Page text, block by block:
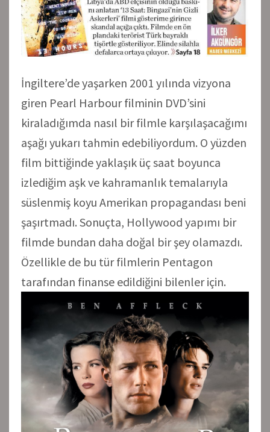
İngiltere’de yaşarken 2001 yılında vizyona
giren Pearl Harbour filminin DVD’sini
kiraladığımda nasıl bir filmle karşılaşacağımı
aşağı yukarı tahmin edebiliyordum. O yüzden
film bittiğinde yaklaşık üç saat boyunca
izlediğim aşk ve kahramanlık temalarıyla
süslenmiş koyu Amerikan propagandası beni
şaşırtmadı. Sonuçta, Hollywood yapımı bir
filmde bundan daha doğal bir şey olamazdı.
Özellikle de bu tür filmlerin Pentagon
tarafından finanse edildiğini bilenler için.